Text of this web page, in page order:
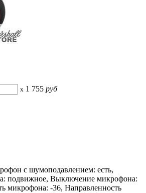
x 1 755 руб
с шумоподавлением: есть,
подвижное, Выключение микрофона:
микрофона: -36, Направленность